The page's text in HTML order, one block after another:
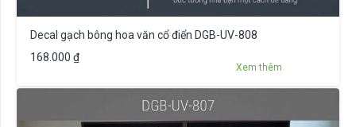
Decal gạch bông hoa văn cổ điển DGB-UV-808
168.000 ₫
Xem thêm